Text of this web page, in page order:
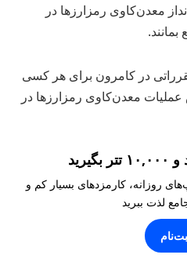
معدن‌کاوی رمزارزها در
در کامرون برای هر کسی
معدن‌کاوی رمزارزها در
روزانه، کارمزدهای بسیار کم و
لذت ببرید